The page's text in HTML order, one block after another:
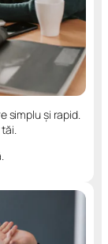
simplu și rapid.